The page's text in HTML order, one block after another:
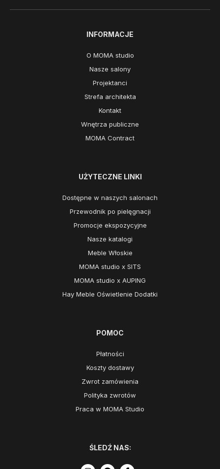
INFORMACJE
O MOMA studio
Nasze salony
Projektanci
Strefa architekta
Kontakt
Wnętrza publiczne
MOMA Contract
UŻYTECZNE LINKI
Dostępne w naszych salonach
Przewodnik po pielęgnacji
Promocje ekspozycyjne
Nasze katalogi
Meble Włoskie
MOMA studio x SITS
MOMA studio x AUPING
Hay Meble Oświetlenie Dodatki
POMOC
Płatności
Koszty dostawy
Zwrot zamówienia
Polityka zwrotów
Praca w MOMA Studio
ŚLEDŹ NAS: